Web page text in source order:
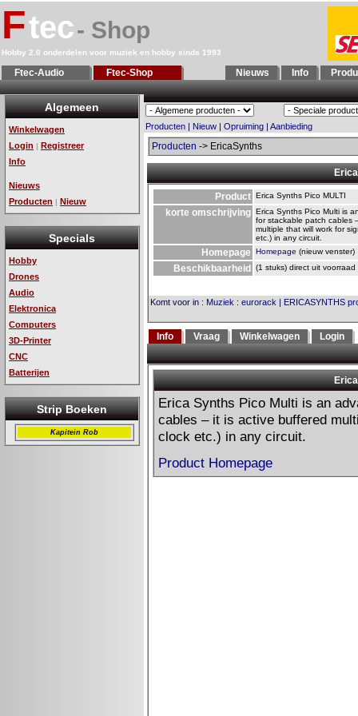
Ftec- Shop
Hobby 2.0 onderdelen voor muziek en hobby sinds 1993
Ftec-Audio Ftec-Shop Nieuws Info
Algemeen
Winkelwagen
Login | Registreer
Info
Nieuws
Producten | Nieuw
Specials
Hobby
Drones
Audio
Elektronica
Computers
3D-Printer
CNC
Batterijen
Strip Boeken
Kapitein Rob
Producten | Nieuw | Opruiming | Aanbieding
Producten -> EricaSynths
Product Erica Synths Pico MULTI
korte omschrijving Erica Synths Pico Multi is
for stackable patch cables
multiple that will work for
etc.) in any circuit.
Homepage Homepage (nieuw venster)
Beschikbaarheid (1 stuks) direct uit voorraad
Komt voor in : Muziek : eurorack | ERICASYNTHS
Info Vraag Winkelwagen Login